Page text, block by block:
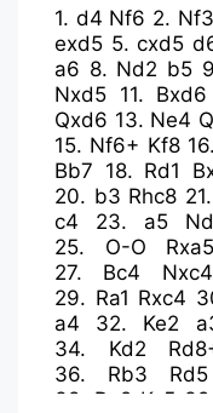
1. d4 Nf6 2. Nf3
exd5 5.cxd5
a6 8. Nd2 b5
Nxd5 11. Bxd6
Qxd6 13. Ne4
15. Nf6+ Kf8 16.
Bb7 18. Rd1
20. b3 Rhc8 21.
c4
23. a5
25. O-O Rxa5
27. Bc4 Nxc4
29. Ra1 Rxc4
a4
32. Ke2
34. Kd2
36. Rb3 Rd5
38. Ra2 Kc5 39.